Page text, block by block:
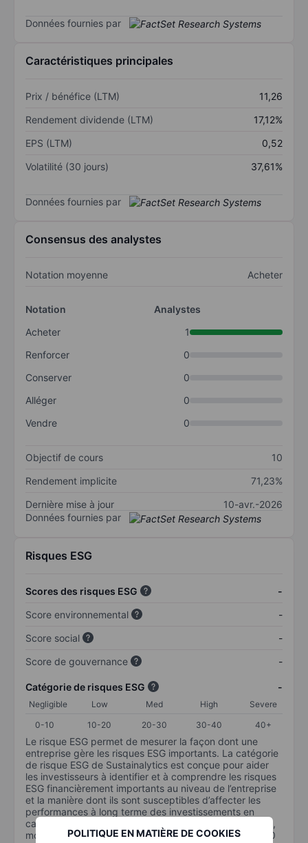
POLITIQUE EN MATIÈRE DE COOKIES
Données fournies par
Caractéristiques principales
Prix / bénéfice (LTM)
11,26
Rendement dividende (LTM)
17,12%
EPS (LTM)
0,52
Volatilité (30 jours)
37,61%
Données fournies par
Consensus des analystes
Notation moyenne Acheter
Notation
Analystes
Acheter
1
Renforcer
0
Conserver
0
Alléger
0
Vendre
0
Objectif de cours
10
Rendement implicite
71,23%
Dernière mise à jour
10-avr.-2026
Données fournies par
Risques ESG
Scores des risques ESG
-
Score environnemental
-
Score social
-
Score de gouvernance
-
Catégorie de risques ESG -
Negligible Low Med High
Severe
0-10
10-20 20-30 30-40 40+
Le risque ESG permet de mesurer la façon dont une
entreprise gère les risques ESG importants. La catégorie
de risque ESG de Sustainalytics est conçue pour aider
les investisseurs à identifier et à comprendre les risques
ESG financièrement importants au niveau de l’entreprise
et la manière dont ils sont susceptibles d’affecter les
performances à long terme des investissements en
capital. L’échelle va de 0 à 100. Plus le risque est faible,
moins il est important (0 équivaut à aucun risque et 100